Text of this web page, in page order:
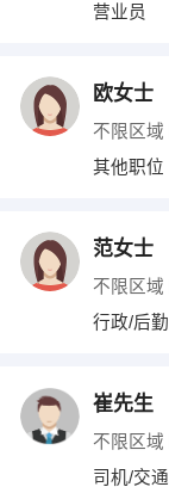
营业员
欧女士
不限区域
其他职位
范女士
不限区域
行政/后勤
崔先生
不限区域
司机/交通